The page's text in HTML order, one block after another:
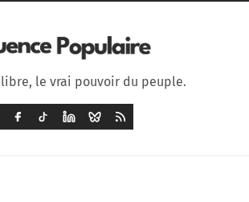
libre, le vrai pouvoir du peuple.